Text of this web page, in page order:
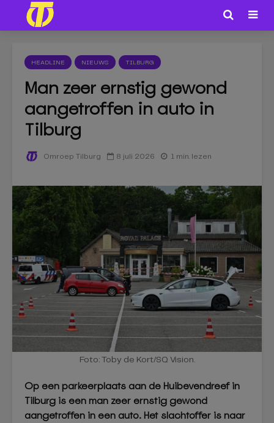
HEADLINE NIEUWS TILBURG
Man zeer ernstig gewond
aangetroffen in auto in
Tilburg
Omroep Tilburg 8 juli 2026 1 min. lezen
Foto: Toby de Kort/SQ Vision.
Op een parkeerplaats aan de Huibevendreef in
Tilburg is een man zeer ernstig gewond
aangetroffen in een auto. Het slachtoffer is naar